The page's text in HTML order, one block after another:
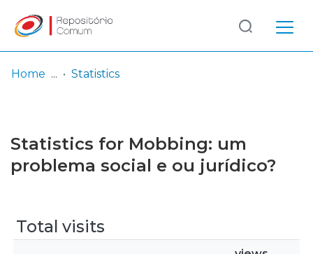
Browse repository
Log
In
(current)
Home Statistics
Statistics for Mobbing: um
problema social e ou jurídico?
Total visits